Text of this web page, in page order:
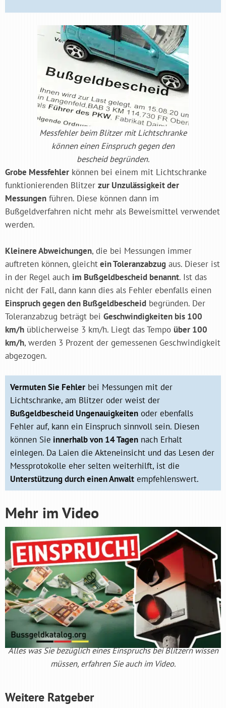
Messfehler beim Blitzer mit Lichtschranke
können einen Einspruch gegen den
bescheid begründen.
Grobe Messfehler können bei einem mit Lichtschranke
funktionierenden Blitzer zur Unzulässigkeit der
Messungen führen. Diese können dann im
Bußgeldverfahren nicht mehr als Beweismittel verwendet
werden.
Kleinere Abweichungen, die bei Messungen immer
auftreten können, gleichtein Toleranzabzug aus. Dieser ist
in der Regel auch im Bußgeldbescheid benannt. Ist das
nicht der Fall, dann kann dies als Fehler ebenfalls einen
Einspruch gegen den Bußgeldbescheid begründen. Der
Toleranzabzug beträgt bei Geschwindigkeiten bis 100
km/h üblicherweise 3 km/h. Liegt das Tempo über 100
km/h, werden 3 Prozent der gemessenen Geschwindigkeit
abgezogen.
Vermuten Sie Fehler bei Messungen mit der
Lichtschranke, am Blitzer oder weist der
Bußgeldbescheid Ungenauigkeiten oder ebenfalls
Fehler auf, kann ein Einspruch sinnvoll sein. Diesen
können Sie innerhalb von 14 Tagen nach Erhalt
einlegen. Da Laien die Akteneinsicht und das Lesen der
Messprotokolle eher selten weiterhilft, ist die
Unterstützung durch einen Anwalt empfehlenswert.
Mehr im Video
Alles was Sie bezüglich eines Einspruchs bei Blitzern wissen
müssen, erfahren Sie auch im Video.
Weitere Ratgeber